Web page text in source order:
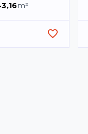
m²